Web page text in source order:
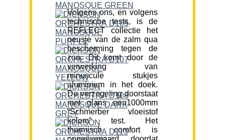
Volgens ons, en volgens
technische tests, is de
REFLECT collectie het
neusje van de zalm qua
bescherming tegen de
zon. Dit komt door de
verwerking van
minuscule stukjes
aluminium in het doek.
De verzegeling doorstaat
met glans een1000mm
“Schmerber vloeistof
kolom” test. Het
thermisch comfort is